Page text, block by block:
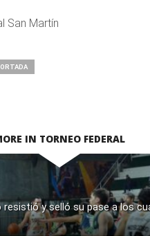
San Martín
IN TORNEO FEDERAL
resistió y selló su pase a los